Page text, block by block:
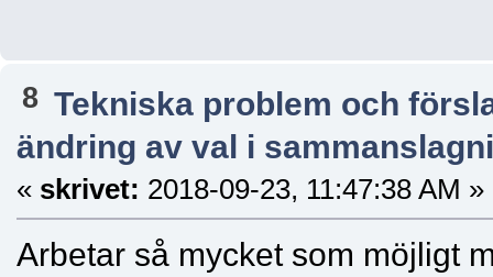
8 Tekniska problem och
ändring av val i
« skrivet: 2018-09-23, 11:47:38 AM »
Arbetar så mycket som möjligt